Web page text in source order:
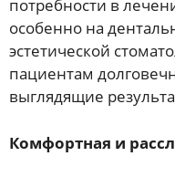
потребности в
особенно на
эстетической
пациентам
выглядящие
Комфортная и